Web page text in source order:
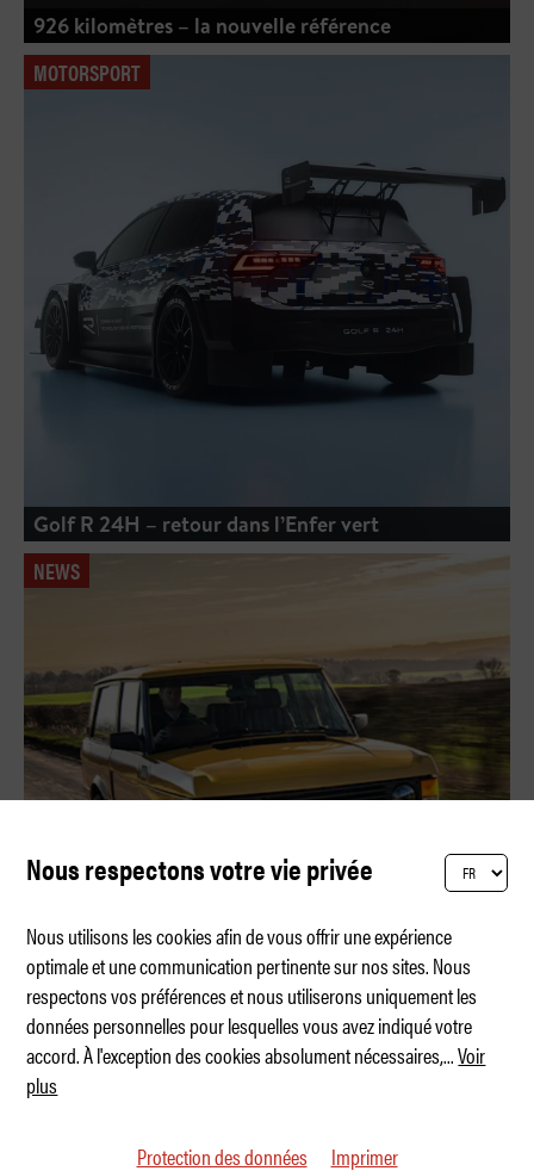
926 kilomètres – la nouvelle référence
MOTORSPORT
Golf R 24H – retour dans l’Enfer vert
NEWS
Une déclaration d’amour au Range Rover
Nous respectons votre vie privée
Nous utilisons les cookies afin de vous offrir une expérience
optimale et une communication pertinente sur nos sites. Nous
respectons vos préférences et nous utiliserons uniquement les
données personnelles pour lesquelles vous avez indiqué votre
accord. À l'exception des cookies absolument nécessaires,...Voir
plus
Protection des données Imprimer